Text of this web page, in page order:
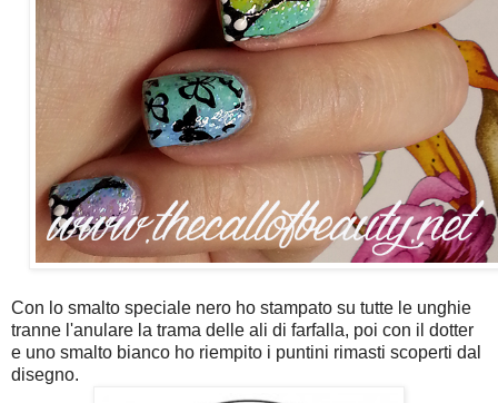
Con lo smalto speciale nero ho stampato su tutte le unghie
tranne l'anulare la trama delle ali di farfalla, poi con il dotter
e uno smalto bianco ho riempito i puntini rimasti scoperti dal
disegno.